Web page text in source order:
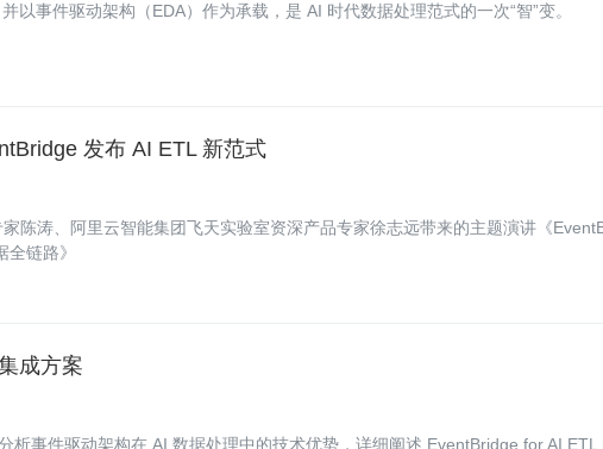
事件驱动架构（EDA）作为承载，是 AI 时代数据处理范式的一次“智”变。
发布 AI ETL 新范式
陈涛、阿里云智能集团飞天实验室资深产品专家徐志远带来的主题演讲《
链路》
成方案
析事件驱动架构在 AI 数据处理中的技术优势，详细阐述 EventBridge for AI ETL